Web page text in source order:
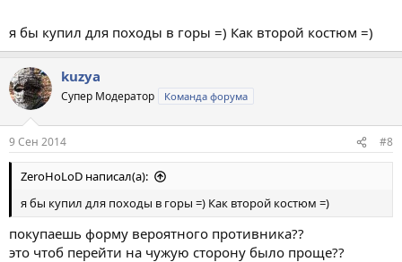
я бы купил для походы в горы =) Как второй костюм =)
kuzya
Супер Модератор Команда форума
9 Сен 2014 #8
ZeroHoLoD написал(а):
я бы купил для походы в горы =) Как второй костюм =)
покупаешь форму вероятного противника??
это чтоб перейти на чужую сторону было проще??